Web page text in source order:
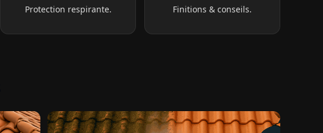
Protection respirante. Finitions & conseils.